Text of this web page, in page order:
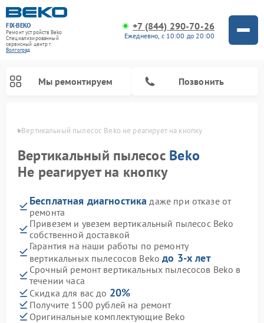
FIX-BEKO
Ремонт устройств Beko
Специализированный
cервисный центр г.
Волгоград
+7 (844) 290-70-26
Ежедневно, с 10:00 до 20:00
Мы ремонтируем Позвонить
Вертикальный пылесос Beko не реагирует на кнопку
Вертикальный пылесос Beko
Не реагирует на кнопку
Бесплатная диагностика даже при отказе от
ремонта
Привезем и увезем вертикальный пылесос Beko
собственной доставкой
Гарантия на наши работы по ремонту
вертикальных пылесосов Bekoдо 3-х лет
Срочный ремонт вертикальных пылесосов Beko в
течении часа
Скидка для вас до 20%
Получите 1500 рублей на ремонт
Оригинальные комплектующие Beko